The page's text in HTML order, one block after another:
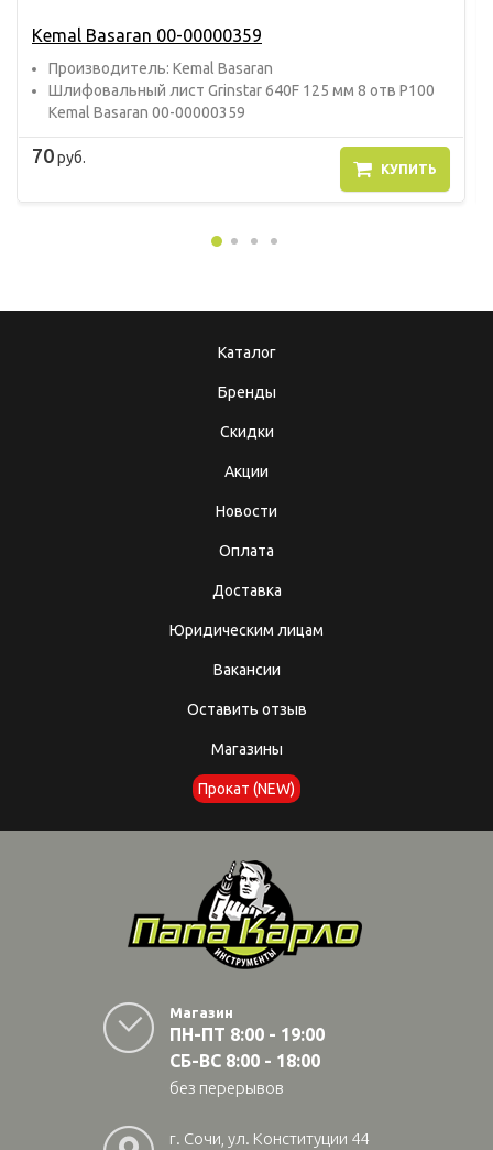
Kemal Basaran 00-00000359
Прoизвoдитель: Kemal Basaran
Шлифовальный лист Grinstar 640F 125 мм 8 отв P100
Kemal Basaran 00-00000359
70руб.
КУПИТЬ
Каталог
Бренды
Скидки
Акции
Новости
Оплата
Доставка
Юридическим лицам
Вакансии
Оставить отзыв
Магазины
Прокат (NEW)
Магазин
ПН-ПТ 8:00 - 19:00
СБ-ВС 8:00 - 18:00
без перерывов
г. Сочи, ул. Конституции 44